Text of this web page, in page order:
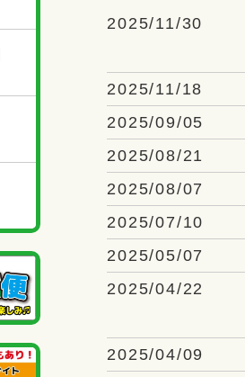
2025/11/30
2025/11/18
2025/09/05
2025/08/21
2025/08/07
2025/07/10
2025/05/07
2025/04/22
2025/04/09